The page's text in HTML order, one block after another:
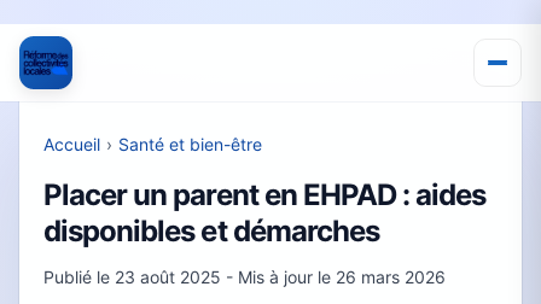
Accueil › Santé et bien-être
Placer un parent en EHPAD : aides
disponibles et démarches
Publié le 23 août 2025 - Mis à jour le 26 mars 2026